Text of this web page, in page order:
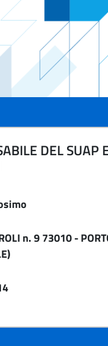
DEL SUAP
n. 9 73010 -